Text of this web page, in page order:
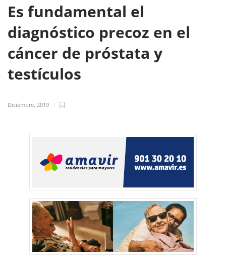
Es fundamental el
diagnóstico precoz en el
cáncer de próstata y
testículos
Diciembre, 2019